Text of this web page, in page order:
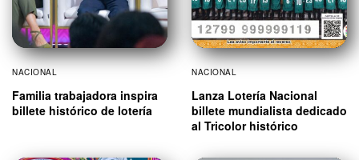
NACIONAL
Familia trabajadora inspira
billete histórico de lotería
NACIONAL
Lanza Lotería Nacional
billete mundialista dedicado
al Tricolor histórico